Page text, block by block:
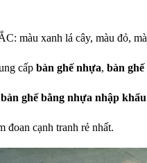
màu xanh lá cây, màu đỏ,
cấp bàn ghế nhựa, bàn
bàn ghế bằng nhựa nhập khẩu
đoan cạnh tranh rẻ nhất.